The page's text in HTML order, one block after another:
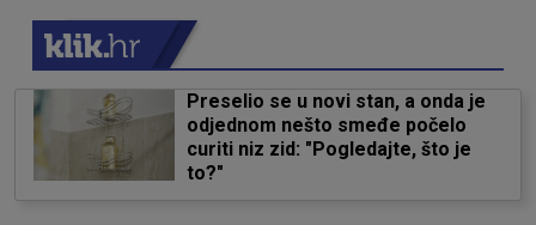
Preselio se u novi stan, a onda je
odjednom nešto smeđe počelo
curiti niz zid: "Pogledajte, što je
to?"